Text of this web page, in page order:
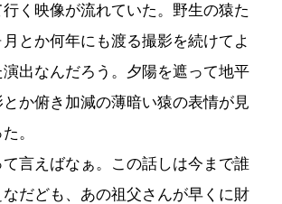
く映像が流れていた。野生の猿た
とか何年にも渡る撮影を続けてよ
演出なんだろう。夕陽を遮って地平
か俯き加減の薄暗い猿の表情が見
。
言えばなぁ。この話しは今まで誰
だども、あの祖父さんが早くに財